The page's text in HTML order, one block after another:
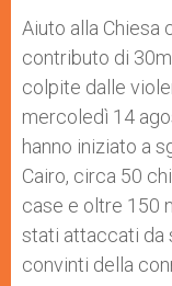
p
p
g
e
r
o
k
Aiuto alla Chiesa
contributo di
colpite dalle
mercoledì 14
hanno iniziato a
Cairo, circa 50
case e oltre 150
stati attaccati da
convinti della